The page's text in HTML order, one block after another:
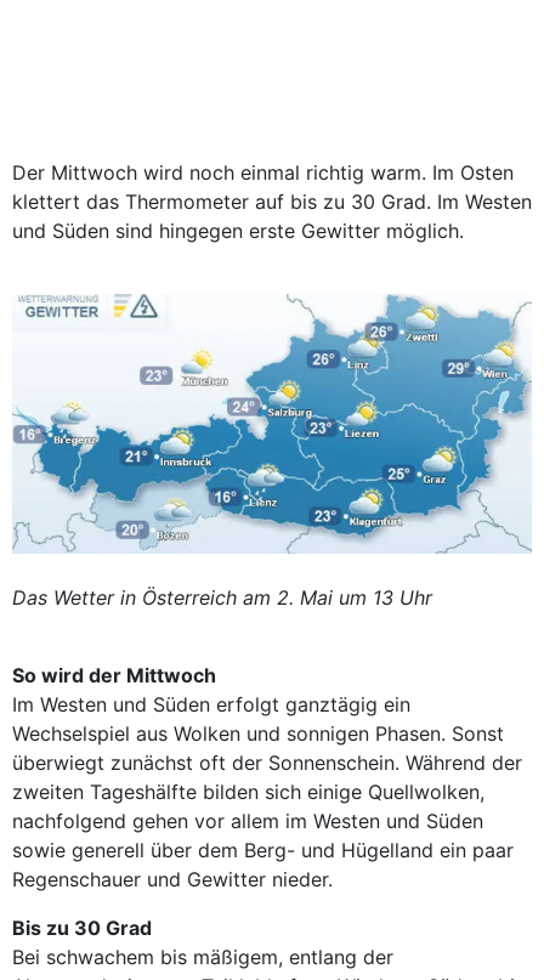
Der Mittwoch wird noch einmal richtig warm. Im Osten
klettert das Thermometer auf bis zu 30 Grad. Im Westen
und Süden sind hingegen erste Gewitter möglich.
Das Wetter in Österreich am 2. Mai um 13 Uhr
So wird der Mittwoch
Im Westen und Süden erfolgt ganztägig ein
Wechselspiel aus Wolken und sonnigen Phasen. Sonst
überwiegt zunächst oft der Sonnenschein. Während der
zweiten Tageshälfte bilden sich einige Quellwolken,
nachfolgend gehen vor allem im Westen und Süden
sowie generell über dem Berg- und Hügelland ein paar
Regenschauer und Gewitter nieder.
Bis zu 30 Grad
Bei schwachem bis mäßigem, entlang der